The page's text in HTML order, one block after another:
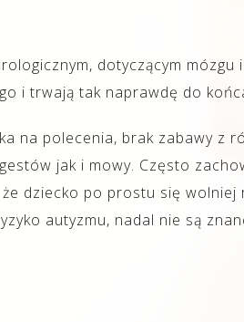
dotyczącym
i trwają tak naprawdę do
na polecenia, brak zabawy z
jak i mowy. Często
dziecko po prostu się
autyzmu, nadal nie są